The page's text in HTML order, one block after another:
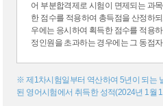
어 부분합격제로 시험이 면제되는 과
한 점수를 적용하여 총득점을 산정하
우에는 응시하여 획득한 점수를 적용
정인원을 초과하는 경우에는 그 동점
※ 제1차시험일부터 역산하여 5년이 되는
된 영어시험에서 취득한 성적(2024년 1월